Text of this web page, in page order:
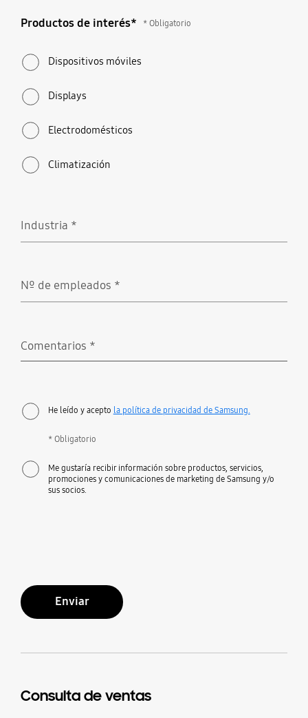
Productos de interés* * Obligatorio
Dispositivos móviles
Displays
Electrodomésticos
Climatización
Industria *
Nº de empleados *
Comentarios *
He leído y acepto la política de privacidad de Samsung.
* Obligatorio
Me gustaría recibir información sobre productos, servicios,
promociones y comunicaciones de marketing de Samsung y/o
sus socios.
Enviar
Consulta de ventas